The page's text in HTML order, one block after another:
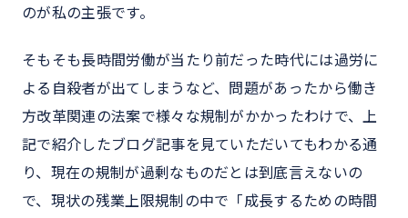
のが私の主張です。
そもそも長時間労働が当たり前だった時代には過労に
よる自殺者が出てしまうなど、問題があったから働き
方改革関連の法案で様々な規制がかかったわけで、上
記で紹介したブログ記事を見ていただいてもわかる通
り、現在の規制が過剰なものだとは到底言えないの
で、現状の残業上限規制の中で「成長するための時間